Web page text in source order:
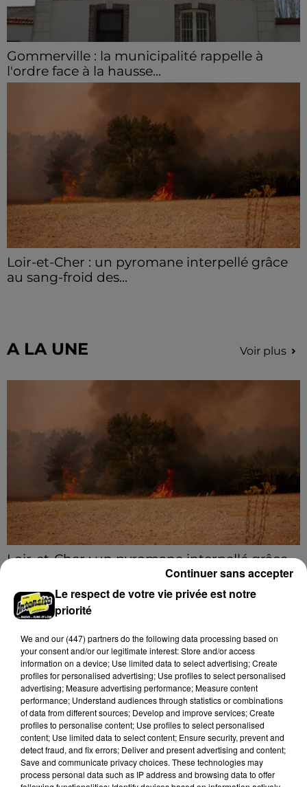
Gommerville : la municipalité rappelle à
l'ordre face à la hausse...
Incrustation de déchets, déjections sur les sites
hausse des incivilités, la mairie de Gommerville
hausse...
Loir-et-Cher : un pyromane interpellé grâce
au sang-froid des...
Grâce...
A LA UNE Voir plus
Loir-et-Cher : un pyromane interpellé grâce
Samedi 25 juillet, plus d'une dizaine de feux de
champs et de sous-bois ont été déclenchés dans le
secteur de Fontaine-les-Côteaux, Montoire et Lunay.
Grâce...
LE GRAND FORMAT Voir plus
Le respect de votre vie privée est notre
priorité
We and our (447) partnersdo the following data processing based on
your consent and/or our legitimate interest: Store and/or access
information on a device; Use limited data to select advertising; Create
profiles for personalised advertising; Use profiles to select personalised
advertising; Measure advertising performance; Measure content
performance; Understand audiences through statistics or combinations
of data from different sources; Develop and improve services; Create
profiles to personalise content; Use profiles to select personalised
content; Use limited data to select content; Ensure security, prevent and
detect fraud, and fix errors; Deliver and present advertising and content;
Save and communicate privacy choices. These technologies may
process personal data such as IP address and browsing data to offer
Continuer sans accepter